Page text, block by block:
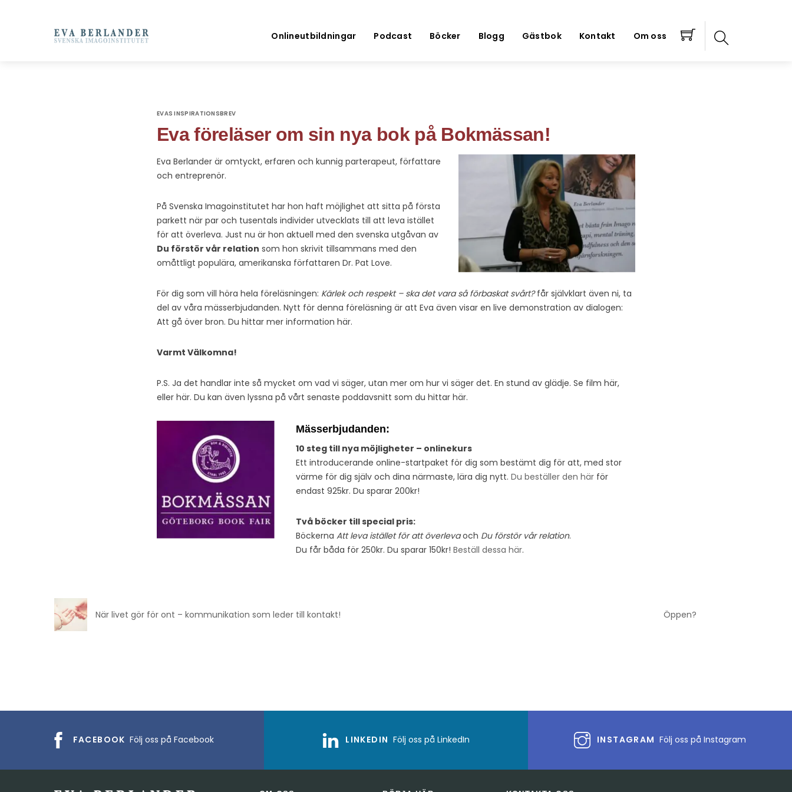
Onlineutbildningar Podcast Böcker Blogg Gästbok Kontakt Om oss
EVAS INSPIRATIONSBREV
Eva föreläser om sin nya bok på Bokmässan!
Eva Berlander är omtyckt, erfaren och kunnig parterapeut, författare
och entreprenör.
På Svenska Imagoinstitutet har hon haft möjlighet att sitta på första
parkett när par och tusentals individer utvecklats till att leva istället
för att överleva. Just nu är hon aktuell med den svenska utgåvan av
Du förstör vår relation som hon skrivit tillsammans med den
omåttligt populära, amerikanska författaren Dr. Pat Love.
För dig som vill höra hela föreläsningen: Kärlek och respekt – ska det vara så förbaskat svårt?får självklart även ni, ta
del av våra mässerbjudanden. Nytt för denna föreläsning är att Eva även visar en live demonstration av dialogen:
Att gå över bron. Du hittar mer information här.
Varmt Välkomna!
P.S. Ja det handlar inte så mycket om vad vi säger, utan mer om hur vi säger det. En stund av glädje. Se film här,
eller här. Du kan även lyssna på vårt senaste poddavsnitt som du hittar här.
Mässerbjudanden:
10 steg till nya möjligheter – onlinekurs
Ett introducerande online-startpaket för dig som bestämt dig för att, med stor
värme för dig själv och dina närmaste, lära dig nytt. Du beställer den här för
endast 925kr. Du sparar 200kr!
Två böcker till special pris:
Böckerna Att leva istället för att överlevaoch Du förstör vår relation.
Du får båda för 250kr. Du sparar 150kr! Beställ dessa här.
När livet gör för ont – kommunikation som leder till kontakt! Öppen?
FACEBOOK Följ oss på Facebook LINKEDIN Följ oss på LinkedIn INSTAGRAM Följ oss på Instagram